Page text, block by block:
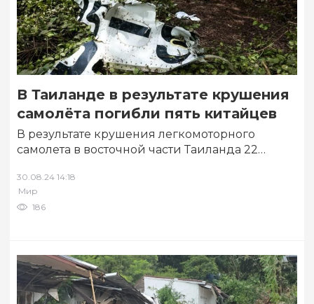
В Таиланде в результате крушения
самолёта погибли пять китайцев
В результате крушения легкомоторного
самолета в восточной части Таиланда 22
экипажа и…
30.08.24 14:18
Мир
186